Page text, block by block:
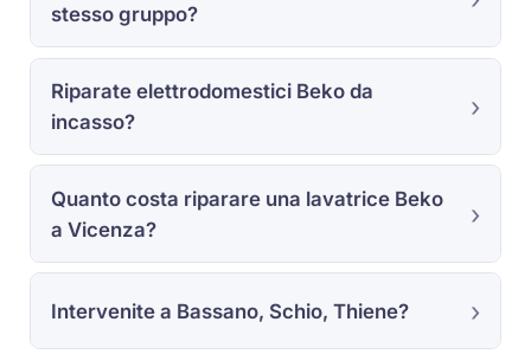
stesso gruppo?
Riparate elettrodomestici Beko da
incasso?
Quanto costa riparare una lavatrice Beko
a Vicenza?
Intervenite a Bassano, Schio, Thiene?